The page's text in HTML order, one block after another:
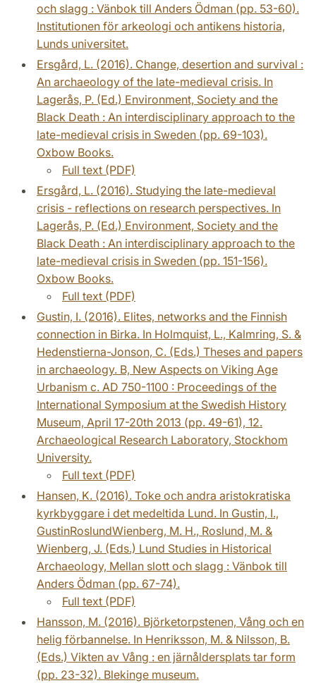
och slagg : Vänbok till Anders Ödman (pp. 53-60).
Institutionen för arkeologi och antikens historia,
Lunds universitet.
Ersgård, L. (2016). Change, desertion and survival :
An archaeology of the late-medieval crisis. In
Lagerås, P. (Ed.) Environment, Society and the
Black Death : An interdisciplinary approach to the
late-medieval crisis in Sweden (pp. 69-103).
Oxbow Books.
Full text (PDF)
Ersgård, L. (2016). Studying the late-medieval
crisis - reflections on research perspectives. In
Lagerås, P. (Ed.) Environment, Society and the
Black Death : An interdisciplinary approach to the
late-medieval crisis in Sweden (pp. 151-156).
Oxbow Books.
Full text (PDF)
Gustin, I. (2016). Elites, networks and the Finnish
connection in Birka. In Holmquist, L., Kalmring, S. &
Hedenstierna-Jonson, C. (Eds.) Theses and papers
in archaeology. B, New Aspects on Viking Age
Urbanism c. AD 750-1100 : Proceedings of the
International Symposium at the Swedish History
Museum, April 17-20th 2013 (pp. 49-61), 12.
Archaeological Research Laboratory, Stockhom
University.
Full text (PDF)
Hansen, K. (2016). Toke och andra aristokratiska
kyrkbyggare i det medeltida Lund. In Gustin, I.,
GustinRoslundWienberg, M. H., Roslund, M. &
Wienberg, J. (Eds.) Lund Studies in Historical
Archaeology, Mellan slott och slagg : Vänbok till
Anders Ödman (pp. 67-74).
Full text (PDF)
Hansson, M. (2016). Björketorpstenen, Vång och en
helig förbannelse. In Henriksson, M. & Nilsson, B.
(Eds.) Vikten av Vång : en järnåldersplats tar form
(pp. 23-32). Blekinge museum.